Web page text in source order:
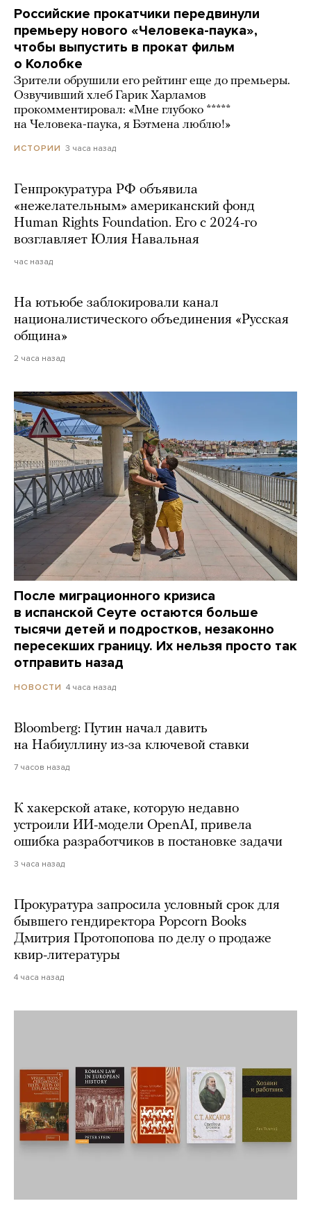
Российские прокатчики передвинули
премьеру нового «Человека-паука»,
чтобы выпустить в прокат фильм
о Колобке
Зрители обрушили его рейтинг еще до премьеры.
Озвучивший хлеб Гарик Харламов
прокомментировал: «Мне глубоко *****
на Человека-паука, я Бэтмена люблю!»
ИСТОРИИ 3 часа назад
Генпрокуратура РФ объявила
«нежелательным» американский фонд
Human Rights Foundation. Его с 2024-го
возглавляет Юлия Навальная
час назад
На ютьюбе заблокировали канал
националистического объединения «Русская
община»
2 часа назад
После миграционного кризиса
в испанской Сеуте остаются больше
тысячи детей и подростков, незаконно
пересекших границу. Их нельзя просто так
отправить назад
НОВОСТИ 4 часа назад
Bloomberg: Путин начал давить
на Набиуллину из-за ключевой ставки
7 часов назад
К хакерской атаке, которую недавно
устроили ИИ-модели OpenAI, привела
ошибка разработчиков в постановке задачи
3 часа назад
Прокуратура запросила условный срок для
бывшего гендиректора Popcorn Books
Дмитрия Протопопова по делу о продаже
квир-литературы
4 часа назад